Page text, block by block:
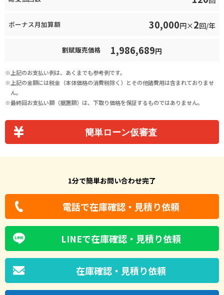
ボーナス月加算額 30,000円×2回/年
割賦販売価格 1,986,689円
上記のお支払い例は、あくまでも参考例です。
上記の金額には税金（本体価格の消費税除く）とその他諸費用は含まれておりませ
ん。
最終回お支払い額（据置額）は、下取り価格を保証するものではありません。
簡単ローン仮審査
1分で簡単お問い合わせ完了
電話で在庫確認・見積り依頼
LINEで在庫確認・見積り依頼
在庫確認・見積り依頼